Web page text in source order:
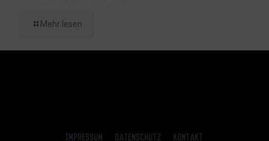
Mehr lesen
Impressum Datenschutz Kontakt